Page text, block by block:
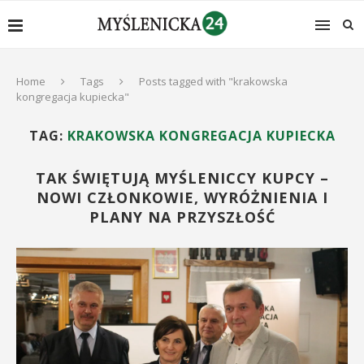
Home Tags
Posts tagged with "krakowska
kongregacja kupiecka"
TAG: KRAKOWSKA KONGREGACJA KUPIECKA
TAK ŚWIĘTUJĄ MYŚLENICCY KUPCY –
NOWI CZŁONKOWIE, WYRÓŻNIENIA I
PLANY NA PRZYSZŁOŚĆ